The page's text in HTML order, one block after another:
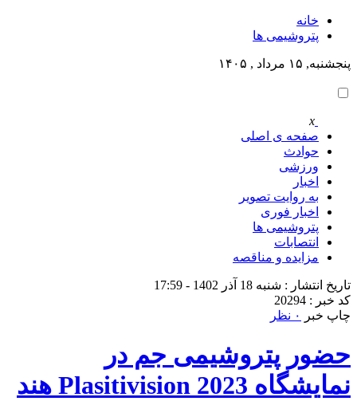
خانه
پتروشيمى ها
پنجشنبه, ۱۵ مرداد , ۱۴۰۵
x
صفحه ی اصلی
حوادث
ورزشی
اخبار
به روایت تصویر
اخبار فوری
پتروشيمى ها
انتصابات
مزایده و مناقصه
تاریخ انتشار : شنبه 18 آذر 1402 - 17:59
کد خبر : 20294
چاپ خبر
۰ نظر
حضور پتروشیمی جم در
نمایشگاه Plasitivision 2023 هند